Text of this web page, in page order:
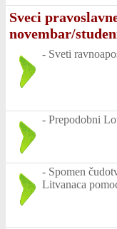
Sveci
novembar/
- Sveti
- Prepodobni
- Spomen
Litvanaca